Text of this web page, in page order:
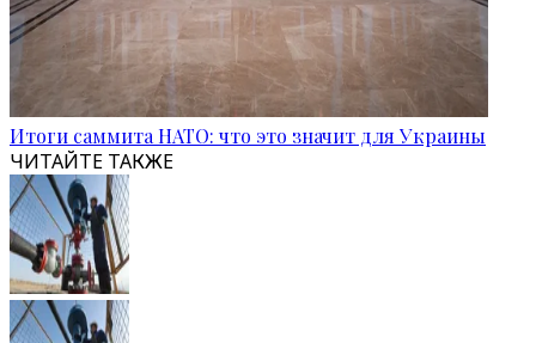
Итоги саммита НАТО: что это значит для Украины
ЧИТАЙТЕ ТАКЖЕ